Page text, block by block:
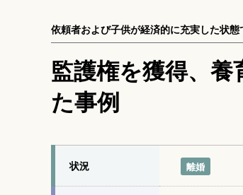
監護権を獲得、
た事例
依頼者および子供が経済的に充実した状態
状況 離婚